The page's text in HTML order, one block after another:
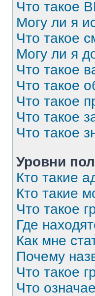
Что такое
Могу ли я
Что такое
Могу ли я
Что такое
Что такое
Что такое
Что такое
Что такое
Уровни
Кто такие
Кто такие
Что такое
Где
Как мне
Почему
Что такое
Что